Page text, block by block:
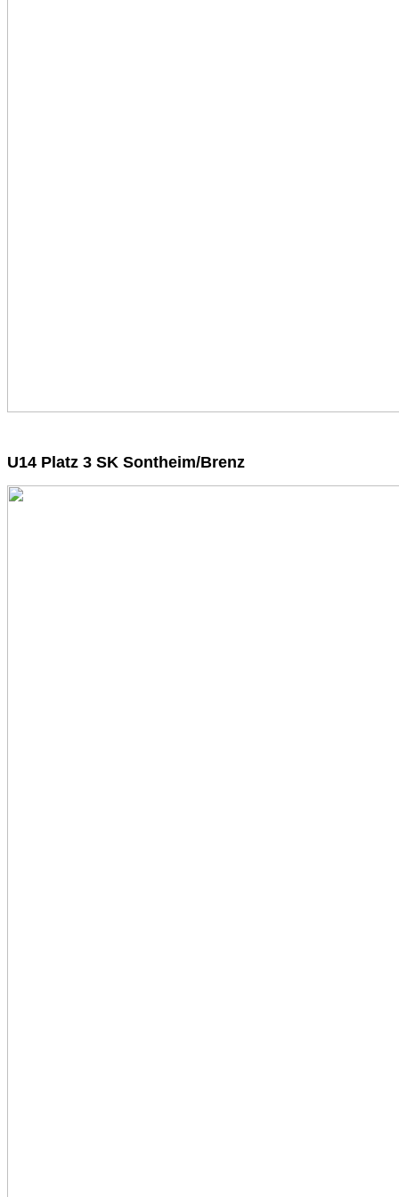
U14 Platz 3 SK Sontheim/Brenz